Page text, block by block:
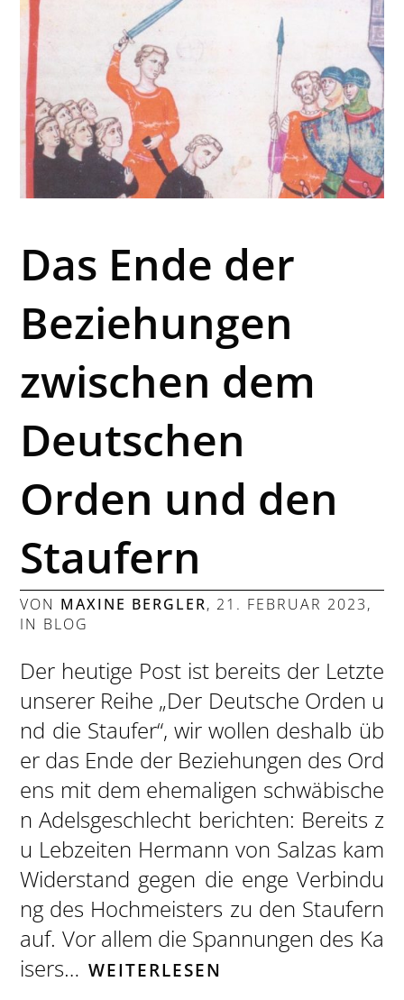
Das Ende der
Beziehungen
zwischen dem
Deutschen
Orden und den
Staufern
VON MAXINE BERGLER, 21. FEBRUAR 2023,
IN BLOG
Der heutige Post ist bereits der Letzte
unserer Reihe „Der Deutsche Orden u
nd die Staufer“, wir wollen deshalb üb
er das Ende der Beziehungen des Ord
ens mit dem ehemaligen schwäbische
n Adelsgeschlecht berichten: Bereits z
u Lebzeiten Hermann von Salzas kam
Widerstand gegen die enge Verbindu
ng des Hochmeisters zu den Staufern
auf. Vor allem die Spannungen des Ka
isers… WEITERLESEN